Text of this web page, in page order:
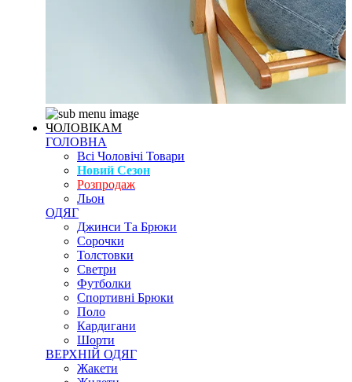
ЧОЛОВІКАМ
ГОЛОВНА
Всі Чоловічі Товари
Новий Сезон
Розпродаж
Льон
ОДЯГ
Джинси Та Брюки
Сорочки
Толстовки
Светри
Футболки
Спортивні Брюки
Поло
Кардигани
Шорти
ВЕРХНІЙ ОДЯГ
Жакети